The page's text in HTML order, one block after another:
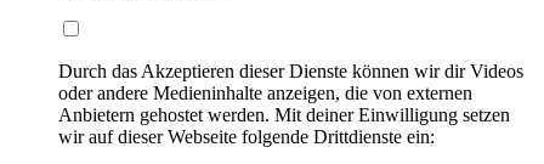
Durch das Akzeptieren dieser Dienste können wir dir Videos
oder andere Medieninhalte anzeigen, die von externen
Anbietern gehostet werden. Mit deiner Einwilligung setzen
wir auf dieser Webseite folgende Drittdienste ein: